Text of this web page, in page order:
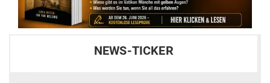
NEWS-TICKER